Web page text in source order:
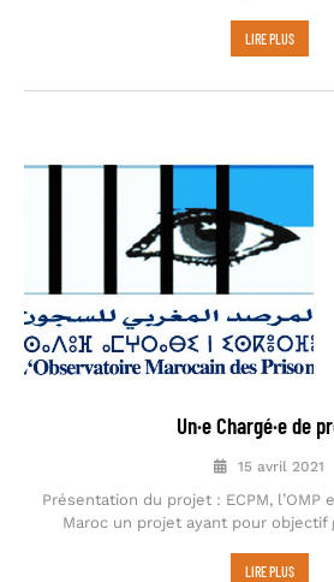
LIRE PLUS
Un·e Chargé·e de
15 avril 2021
Présentation du projet : ECPM, l’OMP
Maroc un projet ayant pour
LIRE PLUS